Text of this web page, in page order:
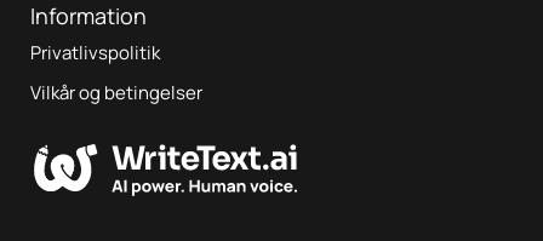
Information
Privatlivspolitik
Vilkår og betingelser